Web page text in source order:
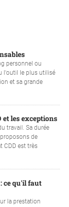
personnel ou
l'outil le plus utilisé
et sa grande
et les exceptions
travail. Sa durée
de
CDD est très
ce qu'il faut
la prestation